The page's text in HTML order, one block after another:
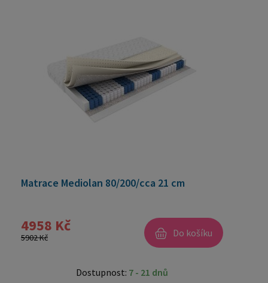
Matrace Mediolan 80/200/cca 21 cm
4958 Kč
5902 Kč Do košíku
Dostupnost: 7 - 21 dnů